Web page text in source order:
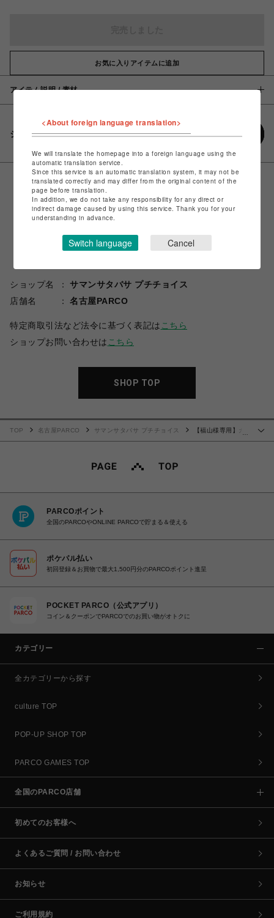
お気に入りアイテムに追加
アイテム説明 / 素材
シェアする
ショップ名
サマンサタバサ プチチョイス
店舗名
名古屋PARCO
特定商取引法など法令に基づく表記は こちら
ショップお問い合わせは こちら
SHOP TOP
…
TOP 名古屋PARCO サマンサタバサ プチチョイス
【福山様専用】カ
PARCOポイント
全国のPARCOやONLINE PARCOで貯まる＆使える
ポケパル払い
初回登録＆お買物で最大1,500円分のPARCOポイント進呈
POCKET PARCO（公式アプリ）
コイン＆クーポンでPARCOでのお買い物がオトクに
カテゴリー
全カテゴリーから探す
culture TOP
POP-UP SHOP TOP
PARCO GAMES TOP
全国のPARCO店舗
初めてのお客様へ
よくあるご質問 / お問い合わせ
お知らせ
ご利用規約
<About foreign language translation>
We will translate the homepage into a foreign language using the
automatic translation service.
Since this service is an automatic translation system, it may not be
translated correctly and may differ from the original content of the
page before translation.
In addition, we do not take any responsibility for any direct or
indirect damage caused by using this service. Thank you for your
understanding in advance.
Switch language Cancel